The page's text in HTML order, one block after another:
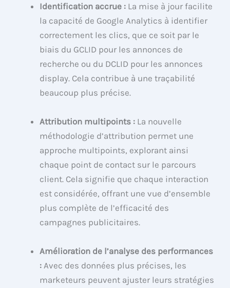
Identification accrue : La mise à jour facilite
la capacité de Google Analytics à identifier
correctement les clics, que ce soit par le
biais du GCLID pour les annonces de
recherche ou du DCLID pour les annonces
display. Cela contribue à une traçabilité
beaucoup plus précise.
Attribution multipoints : La nouvelle
méthodologie d’attribution permet une
approche multipoints, explorant ainsi
chaque point de contact sur le parcours
client. Cela signifie que chaque interaction
est considérée, offrant une vue d’ensemble
plus complète de l’efficacité des
campagnes publicitaires.
Amélioration de l’analyse des performances
: Avec des données plus précises, les
marketeurs peuvent ajuster leurs stratégies